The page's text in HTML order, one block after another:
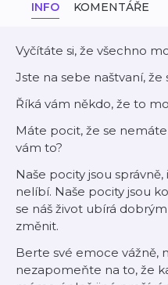
INFO KOMENTÁŘE
Vyčítáte si, že všechno
Jste na sebe naštvaní,
Říká vám někdo, že to
Máte pocit, že se
vám to?
Naše pocity jsou
nelíbí. Naše pocity jsou
se náš život ubírá
změnit.
Berte své emoce vážně,
nezapomeňte na to, že